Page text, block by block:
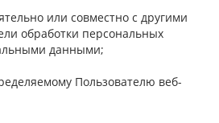
или совместно с другими
обработки персональных
данными;
Пользователю веб-